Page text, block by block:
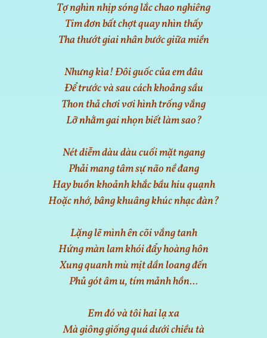
Tợ nghìn nhịp sóng lắc chao nghiêng
Tim đơn bất chợt quay nhìn thấy
Tha thướt giai nhân bước giữa miền
Nhưng kìa! Đôi guốc của em đâu
Để trước và sau cách khoảng sầu
Thon thả chơi vơi hình trống vắng
Lỡ nhằm gai nhọn biết làm sao?
Nét diễm dàu dàu cuối mặt ngang
Phải mang tâm sự não nề đang
Hay buồn khoảnh khắc bầu hiu quạnh
Hoặc nhớ, bâng khuâng khúc nhạc đàn?
Lặng lẽ mình ên cõi vắng tanh
Hứng màn lam khói đẩy hoàng hôn
Xung quanh mù mịt dần loang đến
Phủ gót âm u, tím mảnh hồn…
Em đó và tôi hai lạ xa
Mà giông giống quá dưới chiều tà